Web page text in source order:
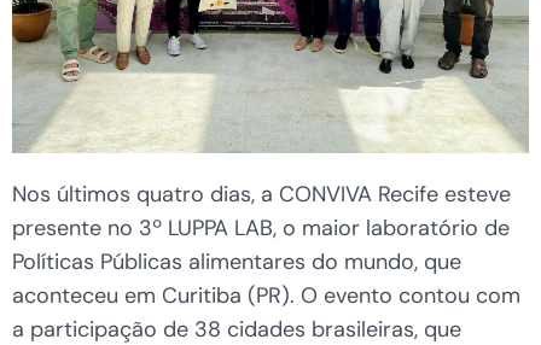
Nos últimos quatro dias, a CONVIVA Recife esteve
presente no 3º LUPPA LAB, o maior laboratório de
Políticas Públicas alimentares do mundo, que
aconteceu em Curitiba (PR). O evento contou com
a participação de 38 cidades brasileiras, que